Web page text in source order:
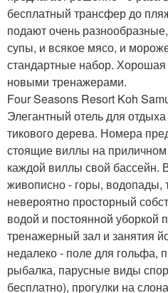
бесплатный трансфер до
подают очень
супы, и всякое мясо, и
стандартные набор. Хорошая
новыми тренажерами.
Four Seasons Resort Koh
Элегантный отель для
тикового дерева. Номера
стоящие виллы на приличном
каждой виллы свой бассейн.
живописно - горы, водопады,
невероятно просторный
водой и постоянной уборкой
тренажерный зал и занятия
недалеко - поле для гольфа,
рыбалка, парусные виды
бесплатно), прогулки на